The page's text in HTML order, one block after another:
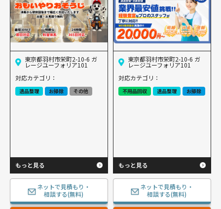
東京都羽村市栄町2-10-6 ガ
レージユーフォリア101
対応カテゴリ：
遺品整理 お掃除 その他
もっと見る
ネットで見積もり・
相談する(無料)
東京都羽村市栄町2-10-6 ガ
レージユーフォリア101
対応カテゴリ：
不用品回収 遺品整理 お掃除
もっと見る
ネットで見積もり・
相談する(無料)